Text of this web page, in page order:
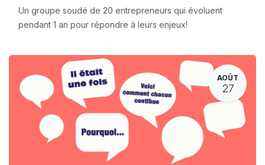
Un groupe soudé de 20 entrepreneurs qui évoluent
pendant 1 an pour répondre à leurs enjeux!
AOÛT
27